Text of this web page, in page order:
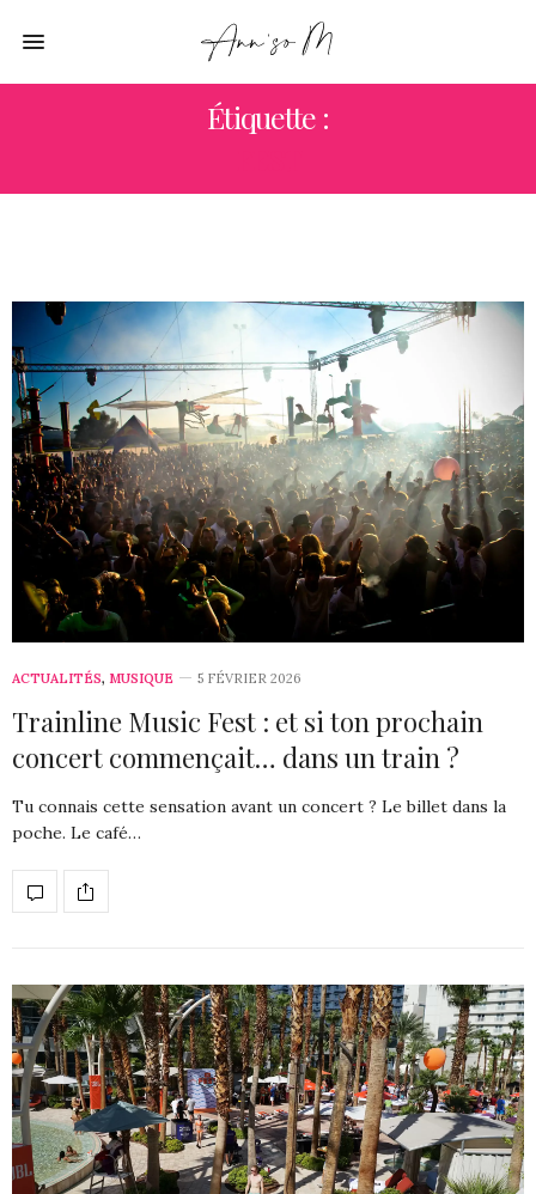
Étiquette :
ACTUALITÉS, MUSIQUE 5 FÉVRIER 2026
Trainline Music Fest : et si ton prochain
concert commençait… dans un train ?
Tu connais cette sensation avant un concert ? Le billet dans la
poche. Le café…